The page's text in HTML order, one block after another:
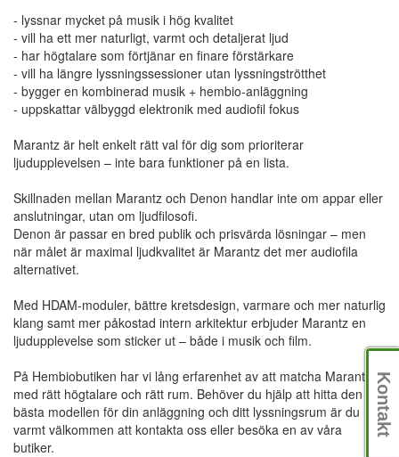
- lyssnar mycket på musik i hög kvalitet
- vill ha ett mer naturligt, varmt och detaljerat ljud
- har högtalare som förtjänar en finare förstärkare
- vill ha längre lyssningssessioner utan lyssningströtthet
- bygger en kombinerad musik + hembio-anläggning
- uppskattar välbyggd elektronik med audiofil fokus
Marantz är helt enkelt rätt val för dig som prioriterar
ljudupplevelsen – inte bara funktioner på en lista.
Skillnaden mellan Marantz och Denon handlar inte om appar eller
anslutningar, utan om ljudfilosofi.
Denon är passar en bred publik och prisvärda lösningar – men
när målet är maximal ljudkvalitet är Marantz det mer audiofila
alternativet.
Med HDAM-moduler, bättre kretsdesign, varmare och mer naturlig
klang samt mer påkostad intern arkitektur erbjuder Marantz en
ljudupplevelse som sticker ut – både i musik och film.
På Hembiobutiken har vi lång erfarenhet av att matcha Marantz
med rätt högtalare och rätt rum. Behöver du hjälp att hitta den
bästa modellen för din anläggning och ditt lyssningsrum är du
varmt välkommen att kontakta oss eller besöka en av våra
butiker.
Kontakt